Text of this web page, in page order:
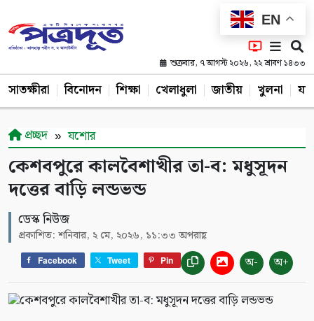
EN
শুক্রবার, ৭ আগস্ট ২০২৬, ২২ শ্রাবণ ১৪৩৩
সাতক্ষীরা বিনোদন শিক্ষা খেলাধুলা জাতীয় খুলনা
প্রচ্ছদ যশোর
কেশবপুরে কালবৈশাখীর তা-ব: মধুসূদন
দত্তের বাড়ি লন্ডভন্ড
ডেস্ক নিউজ
প্রকাশিত: শনিবার, ২ মে, ২০২৬, ১১:৩৩ অপরাহ্ণ
Facebook Tweet Pin অ- অ+